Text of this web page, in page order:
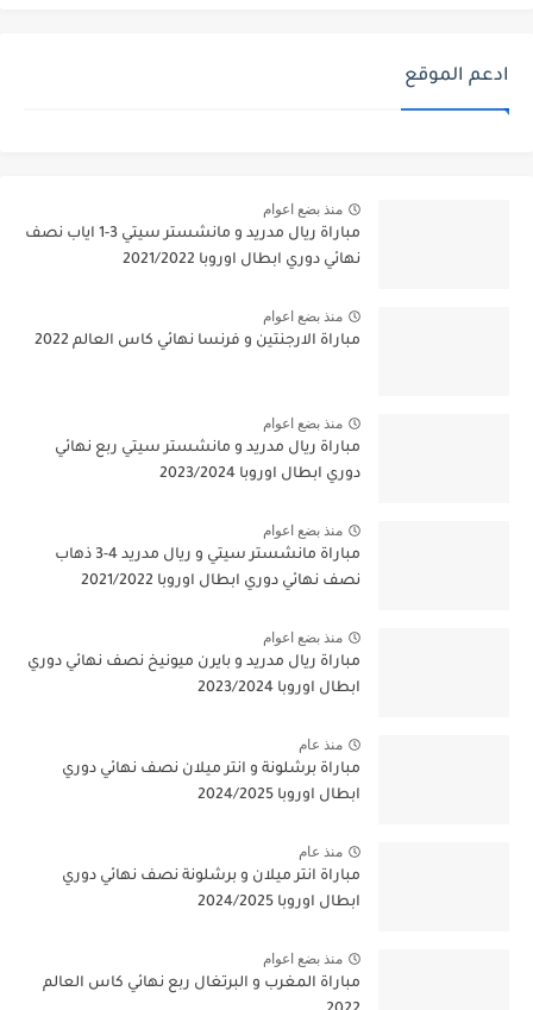
ادعم الموقع
منذ بضع اعوام
مباراة ريال مدريد و مانشستر سيتي 3-1 اياب نصف
نهائي دوري ابطال اوروبا 2021/2022
منذ بضع اعوام
مباراة الارجنتين و فرنسا نهائي كاس العالم 2022
منذ بضع اعوام
مباراة ريال مدريد و مانشستر سيتي ربع نهائي
دوري ابطال اوروبا 2023/2024
منذ بضع اعوام
مباراة مانشستر سيتي و ريال مدريد 4-3 ذهاب
نصف نهائي دوري ابطال اوروبا 2021/2022
منذ بضع اعوام
مباراة ريال مدريد و بايرن ميونيخ نصف نهائي دوري
ابطال اوروبا 2023/2024
منذ عام
مباراة برشلونة و انتر ميلان نصف نهائي دوري
ابطال اوروبا 2024/2025
منذ عام
مباراة انتر ميلان و برشلونة نصف نهائي دوري
ابطال اوروبا 2024/2025
منذ بضع اعوام
مباراة المغرب و البرتغال ربع نهائي كاس العالم